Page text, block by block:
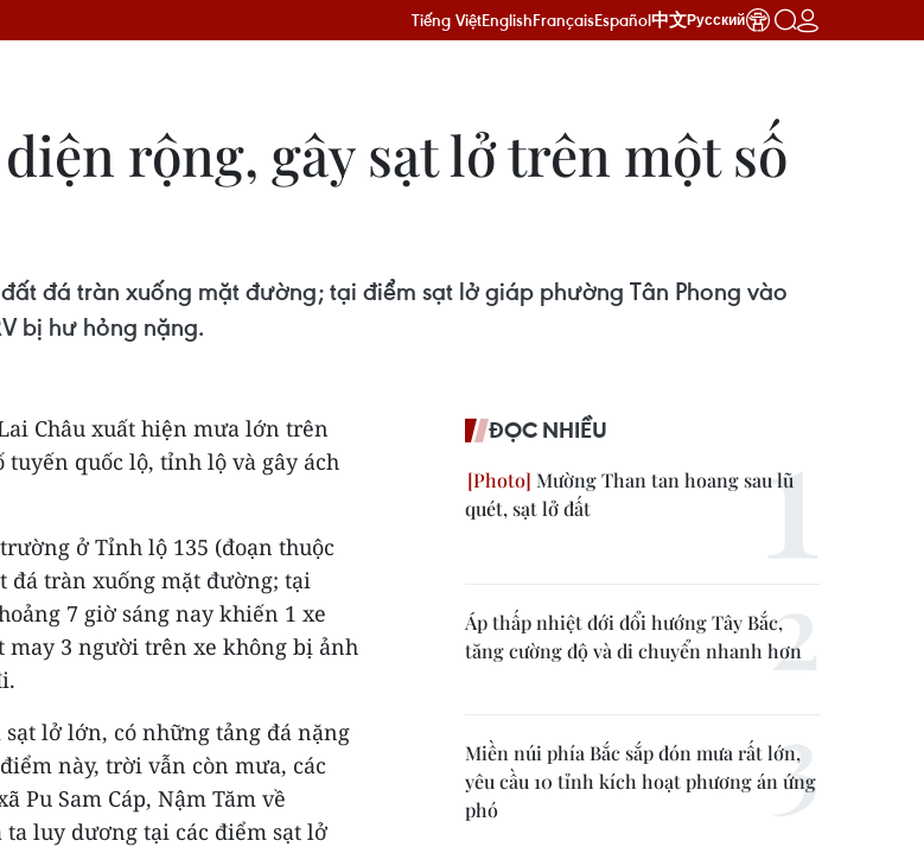
Tiếng ViệtEnglishFrançaisEspañol中文Русский
rộng, gây sạt lở trên một số
đá tràn xuống mặt đường; tại điểm sạt lở giáp phường Tân Phong vào
bị hư hỏng nặng.
Châu xuất hiện mưa lớn trên
quốc lộ, tỉnh lộ và gây ách
ở Tỉnh lộ 135 (đoạn thuộc
đá tràn xuống mặt đường; tại
7 giờ sáng nay khiến 1 xe
may 3 người trên xe không bị ảnh
lở lớn, có những tảng đá nặng
này, trời vẫn còn mưa, các
Pu Sam Cáp, Nậm Tăm về
luy dương tại các điểm sạt lở
ĐỌC NHIỀU
Mường Than tan hoang sau lũ
quét, sạt lở đất
Áp thấp nhiệt đới đổi hướng Tây Bắc,
tăng cường độ và di chuyển nhanh hơn
Miền núi phía Bắc sắp đón mưa rất lớn,
yêu cầu 10 tỉnh kích hoạt phương án ứng
phó